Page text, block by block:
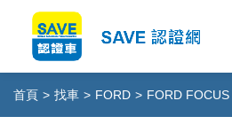
首頁 > 找車 > FORD > FORD FOCUS